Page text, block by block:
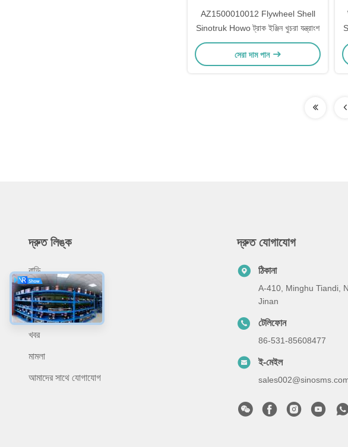
AZ1500010012 Flywheel Shell
Sinotruk Howo ট্রাক ইঞ্জিন খুচরা যন্ত্রাংশ
সেরা দাম পান
দ্রুত লিঙ্ক
বাড়ি
আমাদের সম্বন্ধে
পণ্য
খবর
মামলা
আমাদের সাথে যোগাযোগ
দ্রুত যোগাযোগ
ঠিকানা
A-410, Minghu Tiandi,
Jinan
টেলিফোন
86-531-85608477
ই-মেইল